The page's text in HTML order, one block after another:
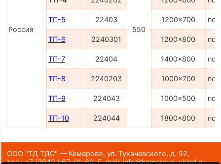
Россия 550
ТП-5 22403 1200x700 по
ТП-6 2240301 1200x800 по
ТП-7 22404 1400x800 по
ТП-8 2240203 1000x700 по
ТП-9 224043 1000x500 по
ТП-10 224044 1800x800 по
ООО "ТД ТДС" — Кемерово, ул. Тухачевского, д. 52,
тел.:+7 (3842 ) 67-01-80,E-mail:info@kemerovo-sklad.ru